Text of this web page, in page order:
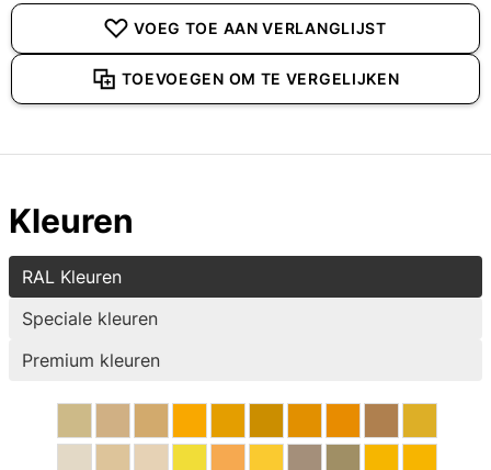
VOEG TOE AAN VERLANGLIJST
TOEVOEGEN OM TE VERGELIJKEN
Kleuren
RAL Kleuren
Speciale kleuren
Premium kleuren